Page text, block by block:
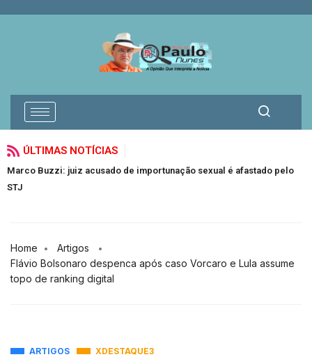
ÚLTIMAS NOTÍCIAS
de importunação sexual é afastado pelo
Vereadores trocam
Home
Artigos
Flávio Bolsonaro despenca após caso Vorcaro e Lula assume
topo de ranking digital
ARTIGOS XDESTAQUE3